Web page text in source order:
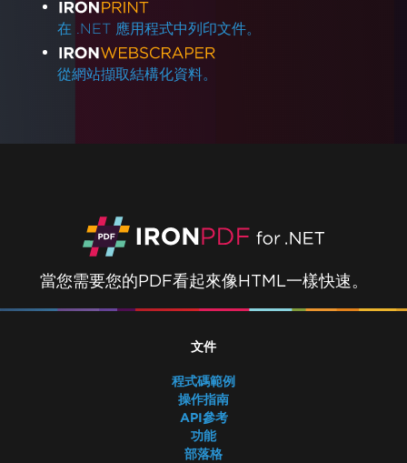
在 .NET 應用程式中列印文件。
從網站擷取結構化資料。
當您需要您的PDF看起來像HTML一樣快速。
文件
程式碼範例
操作指南
API參考
功能
部落格